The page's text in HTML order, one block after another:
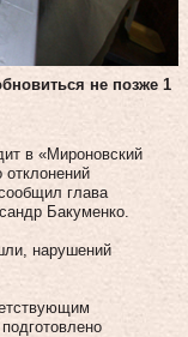
не позже 1
в «Мироновский
глава
Бакуменко.
нарушений